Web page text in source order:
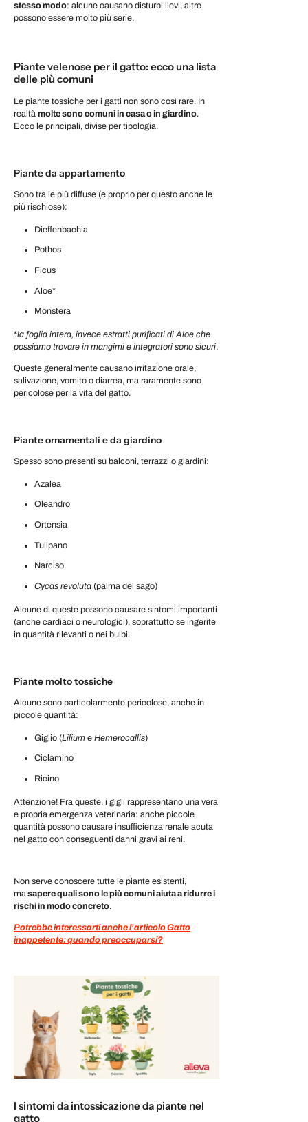
stesso modo: alcune causano disturbi lievi, altre
possono essere molto più serie.
Piante velenose per il gatto: ecco una lista
delle più comuni
Le piante tossiche per i gatti non sono così rare. In
realtà molte sono comuni in casa o in giardino.
Ecco le principali, divise per tipologia.
Piante da appartamento
Sono tra le più diffuse (e proprio per questo anche le
più rischiose):
Dieffenbachia
Pothos
Ficus
Aloe*
Monstera
*la foglia intera, invece estratti purificati di Aloe che
possiamo trovare in mangimi e integratori sono sicuri.
Queste generalmente causano irritazione orale,
salivazione, vomito o diarrea, ma raramente sono
pericolose per la vita del gatto.
Piante ornamentali e da giardino
Spesso sono presenti su balconi, terrazzi o giardini:
Azalea
Oleandro
Ortensia
Tulipano
Narciso
Cycas revoluta (palma del sago)
Alcune di queste possono causare sintomi importanti
(anche cardiaci o neurologici), soprattutto se ingerite
in quantità rilevanti o nei bulbi.
Piante molto tossiche
Alcune sono particolarmente pericolose, anche in
piccole quantità:
Giglio (Lilium e Hemerocallis)
Ciclamino
Ricino
Attenzione! Fra queste, i gigli rappresentano una vera
e propria emergenza veterinaria: anche piccole
quantità possono causare insufficienza renale acuta
nel gatto con conseguenti danni gravi ai reni.
Non serve conoscere tutte le piante esistenti,
masapere quali sono le più comuni aiuta a ridurre i
rischi in modo concreto.
Potrebbe interessarti anche l’articolo Gatto
inappetente: quando preoccuparsi?
I sintomi da intossicazione da piante nel
gatto